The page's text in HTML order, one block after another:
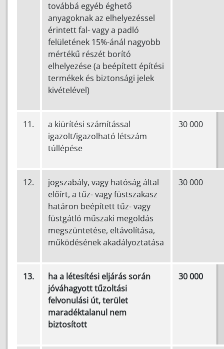
továbbá egyéb éghető
anyagoknak az elhelyezéssel
érintett fal- vagy a padló
felületének 15%-ánál nagyobb
mértékű részét borító
elhelyezése (a beépített építési
termékek és biztonsági jelek
kivételével)
11.
a kiürítési számítással
igazolt/igazolható létszám
túllépése
30 000
12.
jogszabály, vagy hatóság által
előírt, a tűz- vagy füstszakasz
határon beépített tűz- vagy
füstgátló műszaki megoldás
megszüntetése, eltávolítása,
működésének akadályoztatása
30 000
13.
ha a létesítési eljárás során
jóváhagyott tűzoltási
felvonulási út, terület
maradéktalanul nem
biztosított
30 000